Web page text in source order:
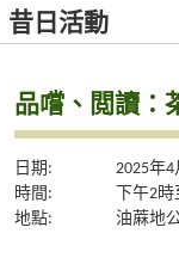
昔日活動
品嚐、閲讀：
日期:
2025年
時間:
下午2
地點:
油蔴地